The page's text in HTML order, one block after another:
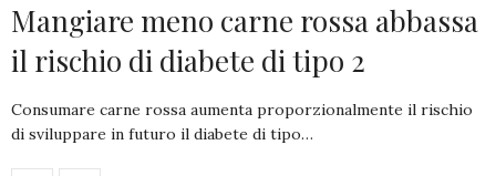
Mangiare meno carne rossa abbassa
il rischio di diabete di tipo 2
Consumare carne rossa aumenta proporzionalmente il rischio
di sviluppare in futuro il diabete di tipo…